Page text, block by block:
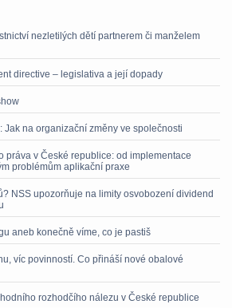
nezletilých dětí partnerem či manželem
directive – legislativa a její dopady
Jak na organizační změny ve společnosti
práva v České republice: od implementace
problémům aplikační praxe
NSS upozorňuje na limity osvobození dividend
aneb konečně víme, co je pastiš
víc povinností. Co přináší nové obalové
rozhodčího nálezu v České republice